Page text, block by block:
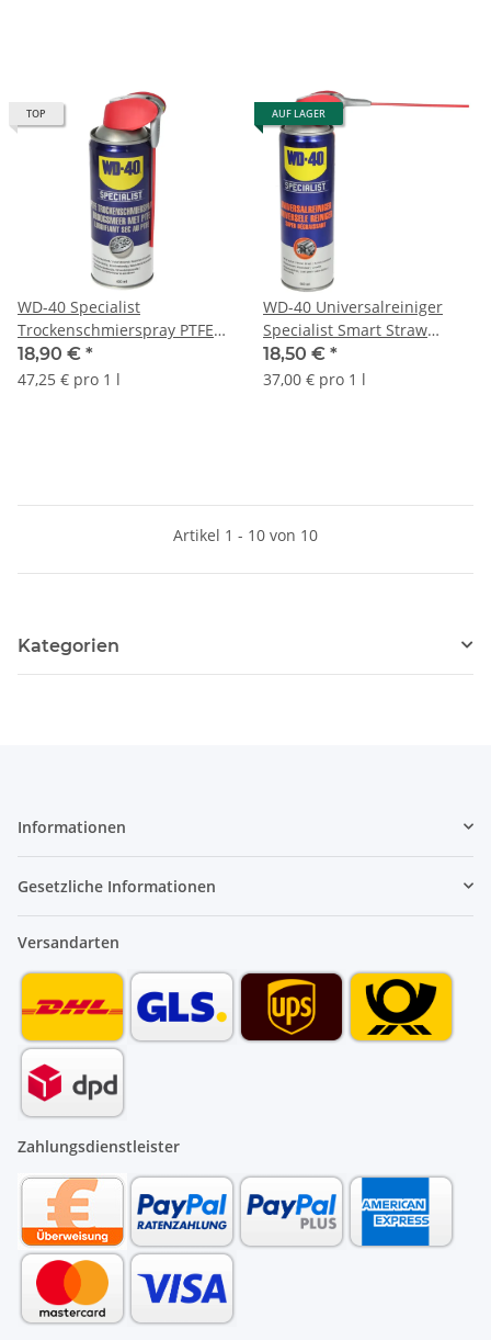
TOP
WD-40 Specialist
Trockenschmierspray PTFE
400ml mit Smart Straw
18,90 € *
47,25 € pro 1 l
AUF LAGER
WD-40 Universalreiniger
Specialist Smart Straw
500ml
18,50 € *
37,00 € pro 1 l
Artikel 1 - 10 von 10
Kategorien
Informationen
Gesetzliche Informationen
Versandarten
Zahlungsdienstleister